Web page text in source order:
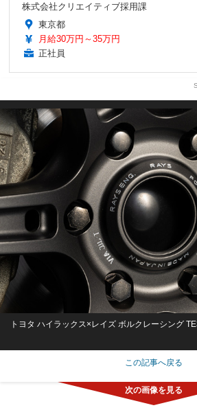
株式会社クリエイティブ採用課
東京都
月給30万円～35万円
正社員
トヨタ ハイラックス×レイズ ボルクレーシング
この記事へ戻る